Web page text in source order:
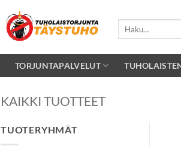
TORJUNTAPALVELUT
KAIKKI TUOTTEET
TUOTERYHMÄT